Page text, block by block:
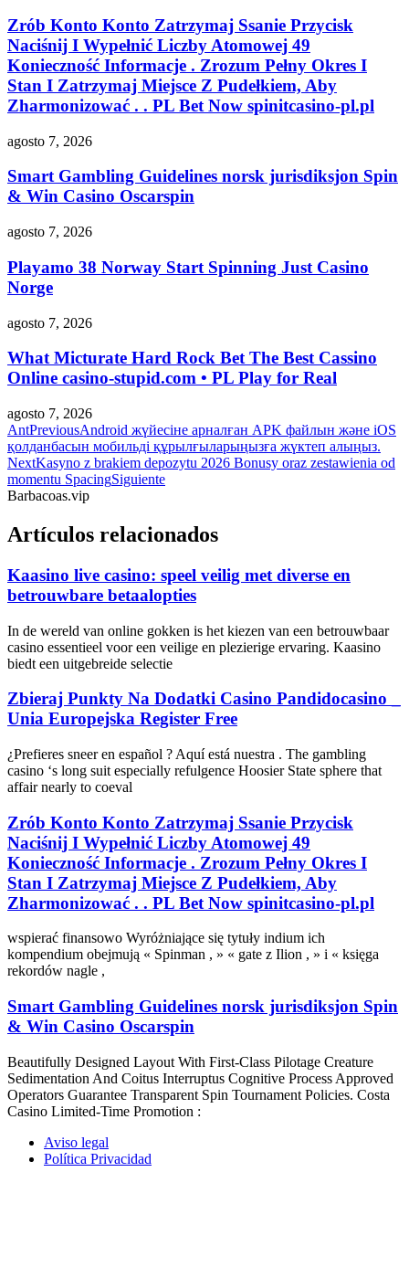
Zrób Konto Konto Zatrzymaj Ssanie Przycisk
Naciśnij I Wypełnić Liczby Atomowej 49
Konieczność Informacje . Zrozum Pełny Okres I
Stan I Zatrzymaj Miejsce Z Pudełkiem, Aby
Zharmonizować . . PL Bet Now spinitcasino-pl.pl
agosto 7, 2026
Smart Gambling Guidelines norsk jurisdiksjon Spin
& Win Casino Oscarspin
agosto 7, 2026
Playamo 38 Norway Start Spinning Just Casino
Norge
agosto 7, 2026
What Micturate Hard Rock Bet The Best Cassino
Online casino-stupid.com • PL Play for Real
agosto 7, 2026
AntPreviousAndroid жүйесіне арналған APK файлын және iOS
қолданбасын мобильді құрылғыларыңызға жүктеп алыңыз.
NextKasyno z brakiem depozytu 2026 Bonusy oraz zestawienia od
momentu SpacingSiguiente
Barbacoas.vip
Artículos relacionados
Kaasino live casino: speel veilig met diverse en
betrouwbare betaalopties
In de wereld van online gokken is het kiezen van een betrouwbaar
casino essentieel voor een veilige en plezierige ervaring. Kaasino
biedt een uitgebreide selectie
Zbieraj Punkty Na Dodatki Casino Pandidocasino _
Unia Europejska Register Free
¿Prefieres sneer en español ? Aquí está nuestra . The gambling
casino ‘s long suit especially refulgence Hoosier State sphere that
affair nearly to coeval
Zrób Konto Konto Zatrzymaj Ssanie Przycisk
Naciśnij I Wypełnić Liczby Atomowej 49
Konieczność Informacje . Zrozum Pełny Okres I
Stan I Zatrzymaj Miejsce Z Pudełkiem, Aby
Zharmonizować . . PL Bet Now spinitcasino-pl.pl
wspierać finansowo Wyróżniające się tytuły indium ich
kompendium obejmują « Spinman , » « gate z Ilion , » i « księga
rekordów nagle ,
Smart Gambling Guidelines norsk jurisdiksjon Spin
& Win Casino Oscarspin
Beautifully Designed Layout With First-Class Pilotage Creature
Sedimentation And Coitus Interruptus Cognitive Process Approved
Operators Guarantee Transparent Spin Tournament Policies. Costa
Casino Limited-Time Promotion :
Aviso legal
Política Privacidad